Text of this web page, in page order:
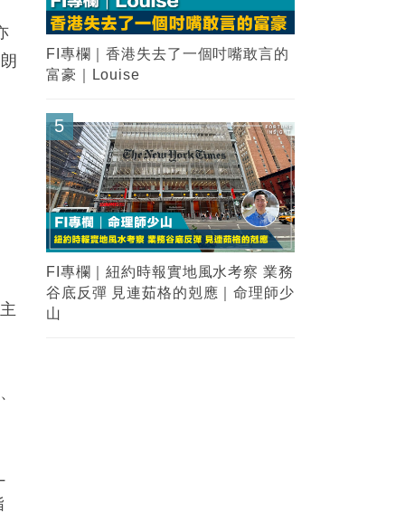
FI專欄｜香港失去了一個吋嘴敢言的
富豪｜Louise
5
FI專欄｜紐約時報實地風水考察 業務
谷底反彈 見連茹格的剋應｜命理師少
山